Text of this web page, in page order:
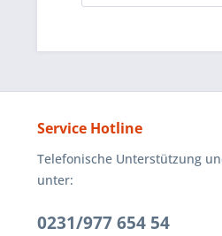
Service Hotline
Telefonische Unterstützung
unter:
0231/977 654 54